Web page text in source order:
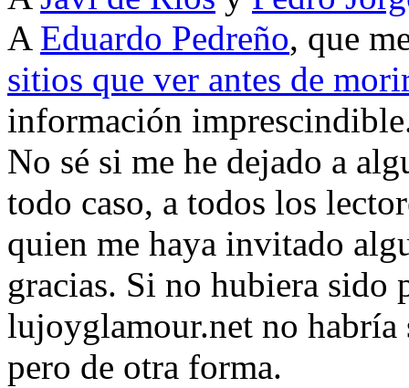
A Eduardo Pedreño, que
sitios que ver antes de
información
No sé si me he dejado a
todo caso, a todos los
quien me haya invitado
gracias. Si no hubiera sido
lujoyglamour.net no
pero de otra forma.